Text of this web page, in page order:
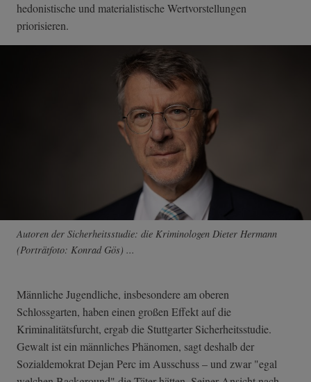
hedonistische und materialistische Wertvorstellungen
priorisieren.
Autoren der Sicherheitsstudie: die Kriminologen Dieter Hermann
(Porträtfoto: Konrad Gös) ...
Männliche Jugendliche, insbesondere am oberen
Schlossgarten, haben einen großen Effekt auf die
Kriminalitätsfurcht, ergab die Stuttgarter Sicherheitsstudie.
Gewalt ist ein männliches Phänomen, sagt deshalb der
Sozialdemokrat Dejan Perc im Ausschuss – und zwar "egal